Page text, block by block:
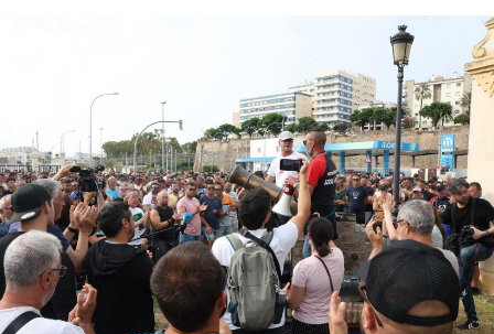
El coro de Julio Pardo anuncia el nombre para el
COAC 2027
Carnaval 6 horas ago
EEUU vuelve a atacar al Gobierno español por la
crisis de Ceuta
Actualidad 8 horas ago
Más de 100 centros docentes de Cádiz
participaron el curso pasado en el programa
‘ComunicA’
Actualidad 8 horas ago